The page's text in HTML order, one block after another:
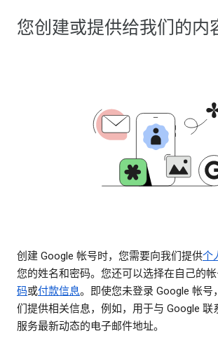
您创建或提供给我们的内
创建 Google 帐号时，您需要向我们提供个
您的姓名和密码。您还可以选择在自己的
码或付款信息。即使您未登录 Google 帐号
们提供相关信息，例如，用于与 Google 联
服务最新动态的电子邮件地址。